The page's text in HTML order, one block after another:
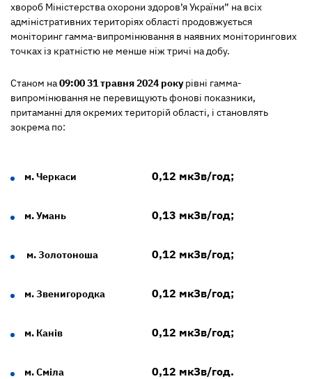
хвороб Міністерства охорони здоров’я України” на всіх
адміністративних територіях області продовжується
моніторинг гамма-випромінювання в наявних моніторингових
точках із кратністю не менше ніж тричі на добу.
Станом на09:00 31 травня 2024 рокурівні гамма-
випромінювання не перевищують фонові показники,
притаманні для окремих територій області, і становлять
зокрема по:
м. Черкаси 0,12 мкЗв/год;
м. Умань 0,13 мкЗв/год;
м. Золотоноша 0,12 мкЗв/год;
м. Звенигородка 0,12 мкЗв/год;
м. Канів 0,12 мкЗв/год;
м. Сміла 0,12 мкЗв/год.